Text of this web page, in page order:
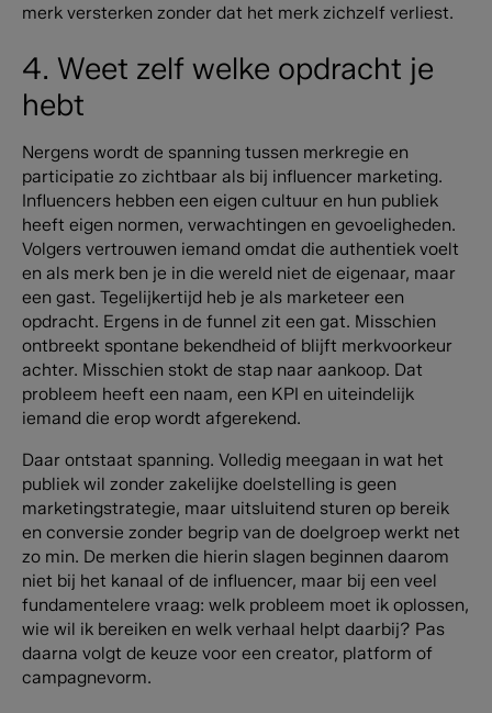
merk versterken zonder dat het merk zichzelf verliest.
4. Weet zelf welke opdracht je
hebt
Nergens wordt de spanning tussen merkregie en
participatie zo zichtbaar als bij influencer marketing.
Influencers hebben een eigen cultuur en hun publiek
heeft eigen normen, verwachtingen en gevoeligheden.
Volgers vertrouwen iemand omdat die authentiek voelt
en als merk ben je in die wereld niet de eigenaar, maar
een gast. Tegelijkertijd heb je als marketeer een
opdracht. Ergens in de funnel zit een gat. Misschien
ontbreekt spontane bekendheid of blijft merkvoorkeur
achter. Misschien stokt de stap naar aankoop. Dat
probleem heeft een naam, een KPI en uiteindelijk
iemand die erop wordt afgerekend.
Daar ontstaat spanning. Volledig meegaan in wat het
publiek wil zonder zakelijke doelstelling is geen
marketingstrategie, maar uitsluitend sturen op bereik
en conversie zonder begrip van de doelgroep werkt net
zo min. De merken die hierin slagen beginnen daarom
niet bij het kanaal of de influencer, maar bij een veel
fundamentelere vraag: welk probleem moet ik oplossen,
wie wil ik bereiken en welk verhaal helpt daarbij? Pas
daarna volgt de keuze voor een creator, platform of
campagnevorm.